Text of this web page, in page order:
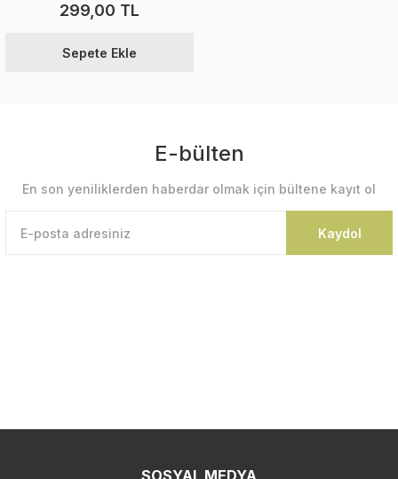
299,00 TL
Sepete Ekle
E-bülten
En son yeniliklerden haberdar olmak için bültene kayıt ol
Kaydol
SOSYAL MEDYA